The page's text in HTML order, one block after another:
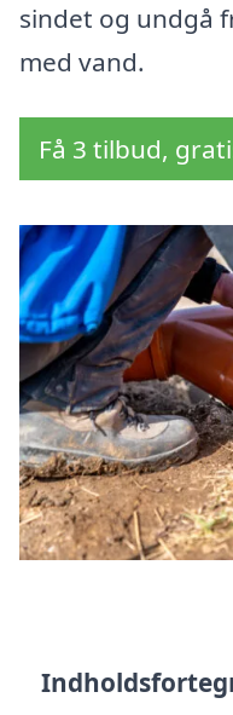
sindet og undgå
med vand.
Få 3 tilbud,